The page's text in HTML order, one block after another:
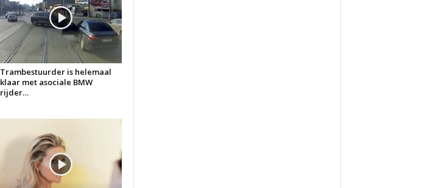
Trambestuurder is helemaal
klaar met asociale BMW
rijder…